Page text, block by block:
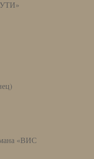
«ВИС